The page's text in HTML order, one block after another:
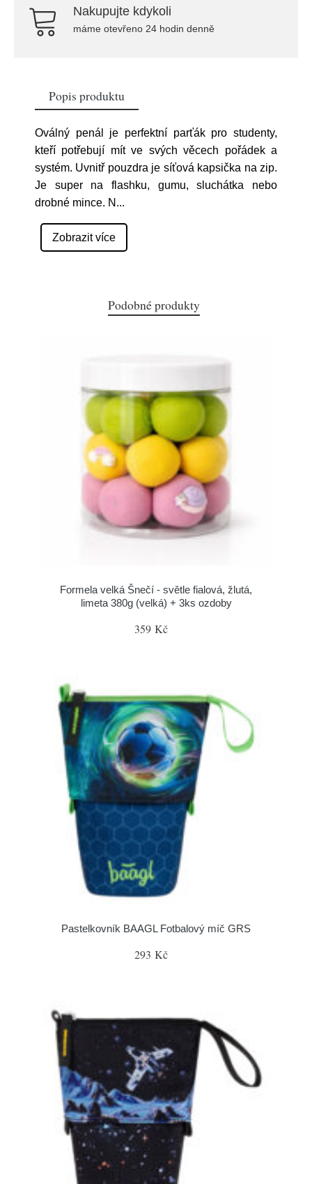
Nakupujte kdykoli
máme otevřeno 24 hodin denně
Popis produktu
Oválný penál je perfektní parťák pro studenty,
kteří potřebují mít ve svých věcech pořádek a
systém. Uvnitř pouzdra je síťová kapsička na zip.
Je super na flashku, gumu, sluchátka nebo
drobné mince. N ...
Zobrazit více
Podobné produkty
Formela velká Šnečí - světle fialová, žlutá,
limeta 380g (velká) + 3ks ozdoby
359 Kč
Pastelkovník BAAGL Fotbalový míč GRS
293 Kč